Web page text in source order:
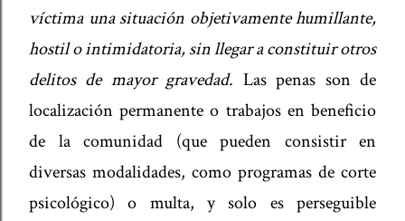
víctima una situación objetivamente humillante,
hostil o intimidatoria, sin llegar a constituir otros
delitos de mayor gravedad. Las penas son de
localización permanente o trabajos en beneficio
de la comunidad (que pueden consistir en
diversas modalidades, como programas de corte
psicológico) o multa, y solo es perseguible